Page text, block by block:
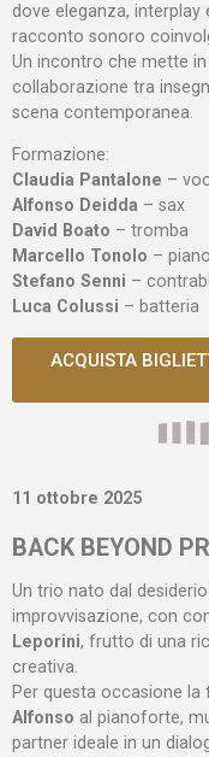
dove eleganza, interplay
racconto sonoro
Un incontro che mette
collaborazione tra
scena contemporanea.
Formazione:
Claudia Pantalone –
Alfonso Deidda – sax
David Boato – tromba
Marcello Tonolo –
Stefano Senni –
Luca Colussi – batteria
ACQUISTA
11 ottobre 2025
BACK BEYOND
Un trio nato dal
improvvisazione, con
Leporini, frutto di una
creativa.
Per questa occasione
Alfonso al pianoforte,
partner ideale in un